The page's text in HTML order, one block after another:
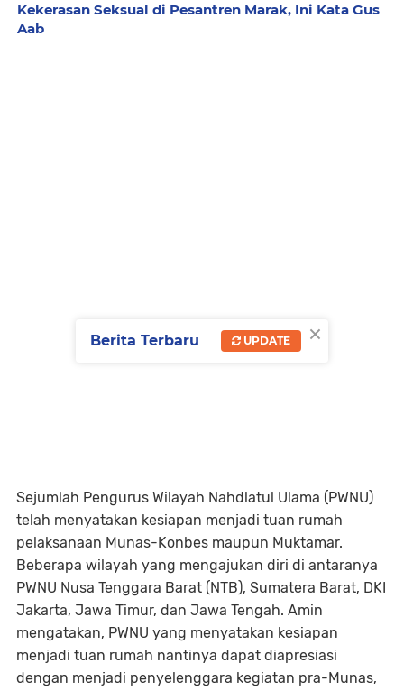
Kekerasan Seksual di Pesantren Marak, Ini Kata Gus
Aab
Sejumlah Pengurus Wilayah Nahdlatul Ulama (PWNU)
telah menyatakan kesiapan menjadi tuan rumah
pelaksanaan Munas-Konbes maupun Muktamar.
Beberapa wilayah yang mengajukan diri di antaranya
PWNU Nusa Tenggara Barat (NTB), Sumatera Barat, DKI
Jakarta, Jawa Timur, dan Jawa Tengah. Amin
mengatakan, PWNU yang menyatakan kesiapan
menjadi tuan rumah nantinya dapat diapresiasi
dengan menjadi penyelenggara kegiatan pra-Munas,
×
Berita Terbaru UPDATE